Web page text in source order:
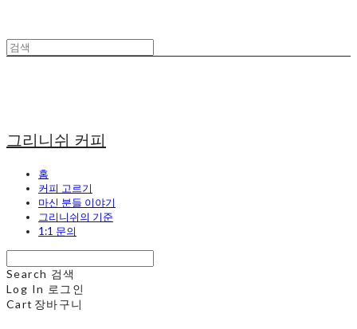
그리니쉬 커피
홈
커피 고르기
마신 분들 이야기
그리니쉬의 기준
1:1 문의
Search 검색
Log In 로그인
Cart 장바구니